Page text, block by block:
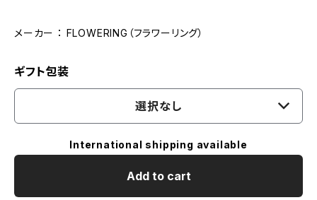
メーカー ： FLOWERING（フラワーリング）
ギフト包装
選択なし
International shipping available
Add to cart